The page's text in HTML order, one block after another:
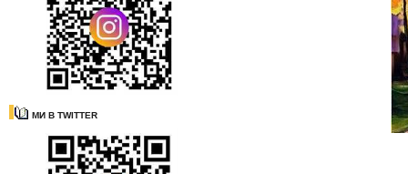
МИ В TWITTER